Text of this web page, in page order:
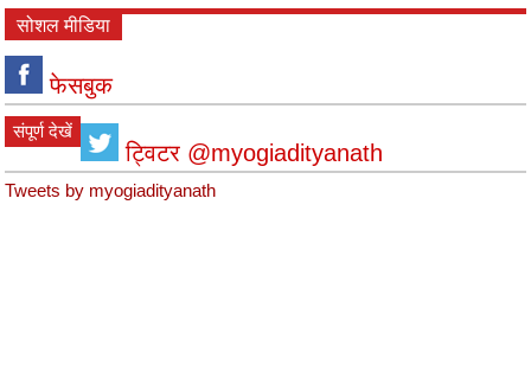
सोशल मीडिया
फेसबुक
संपूर्ण देखें
ट्विटर @myogiadityanath
Tweets by myogiadityanath